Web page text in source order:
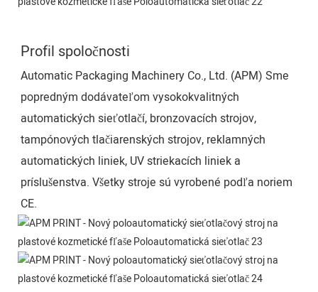
Profil spoločnosti
Automatic Packaging Machinery Co., Ltd. (APM) Sme
popredným dodávateľom vysokokvalitných
automatických sieťotlačí, bronzovacích strojov,
tampónových tlačiarenských strojov, reklamných
automatických liniek, UV striekacích liniek a
príslušenstva. Všetky stroje sú vyrobené podľa noriem
CE.